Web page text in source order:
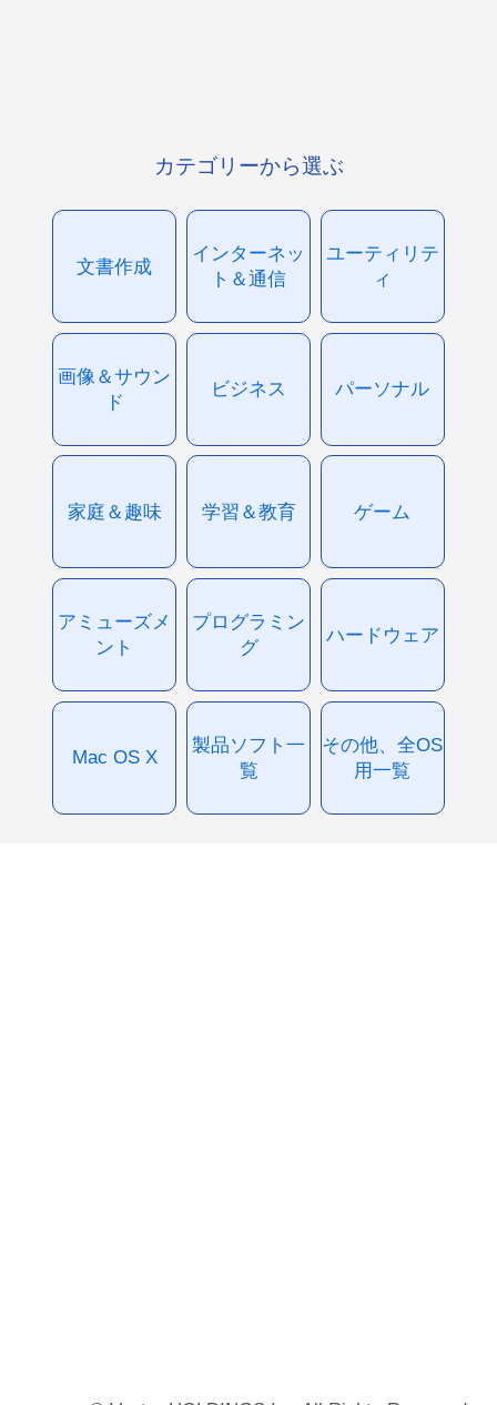
カテゴリーから選ぶ
文書作成
インターネッ
ト＆通信
ユーティリテ
ィ
画像＆サウン
ド
ビジネス パーソナル
家庭＆趣味 学習＆教育 ゲーム
アミューズメ
ント
プログラミン
グ
ハードウェア
Mac OS X
製品ソフト一
覧
その他、全OS
用一覧